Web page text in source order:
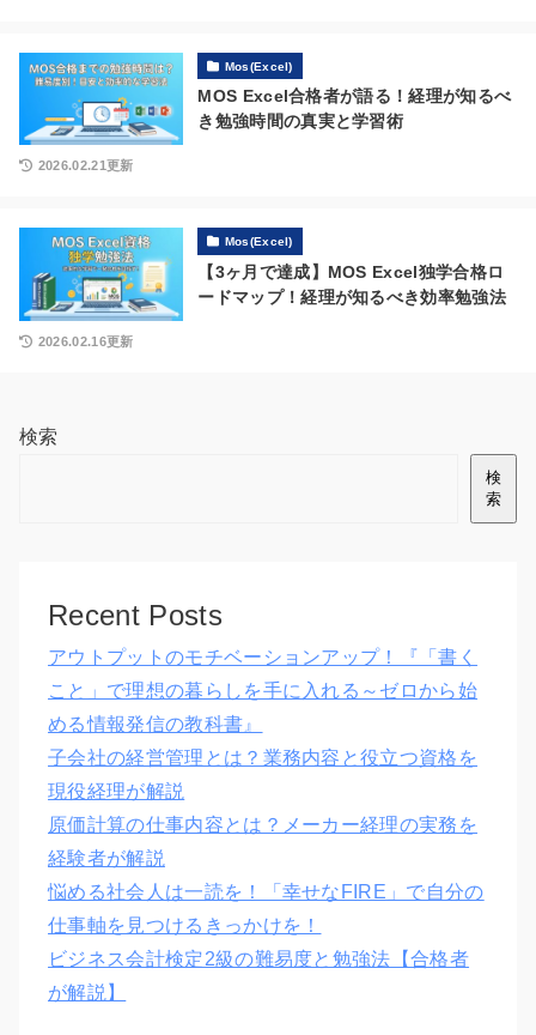
Mos(Excel)
MOS Excel合格者が語る！経理が知るべ
き勉強時間の真実と学習術
2026.02.21更新
Mos(Excel)
【3ヶ月で達成】MOS Excel独学合格ロ
ードマップ！経理が知るべき効率勉強法
2026.02.16更新
検索
検
索
Recent Posts
アウトプットのモチベーションアップ！『「書く
こと」で理想の暮らしを手に入れる～ゼロから始
める情報発信の教科書』
子会社の経営管理とは？業務内容と役立つ資格を
現役経理が解説
原価計算の仕事内容とは？メーカー経理の実務を
経験者が解説
悩める社会人は一読を！「幸せなFIRE」で自分の
仕事軸を見つけるきっかけを！
ビジネス会計検定2級の難易度と勉強法【合格者
が解説】